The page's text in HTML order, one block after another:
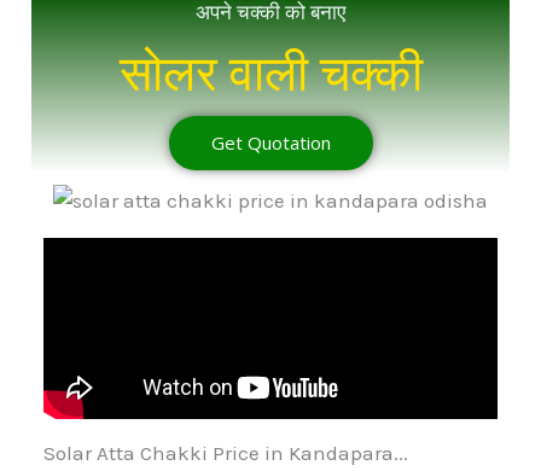
अपने चक्की को बनाए
सोलर वाली चक्की
Get Quotation
Solar Atta Chakki Price in Kandapara...